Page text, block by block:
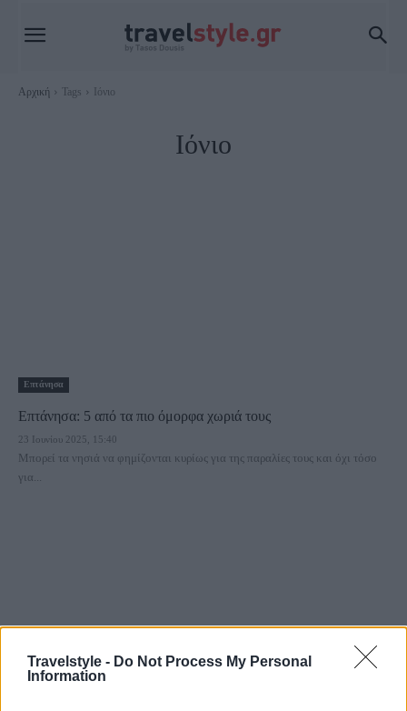
Travelstyle - Do Not Process My Personal
Information
Αρχική Tags Ιόνιο
Ιόνιο
Επτάνησα
Επτάνησα: 5 από τα πιο όμορφα χωριά τους
23 Ιουνίου 2025, 15:40
Μπορεί τα νησιά να φημίζονται κυρίως για της παραλίες τους και όχι τόσο
για...
Travel